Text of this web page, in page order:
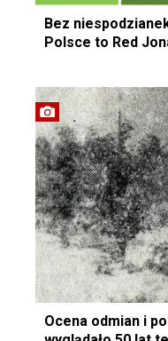
Bez
Polsce to Red
Ocena odmian i